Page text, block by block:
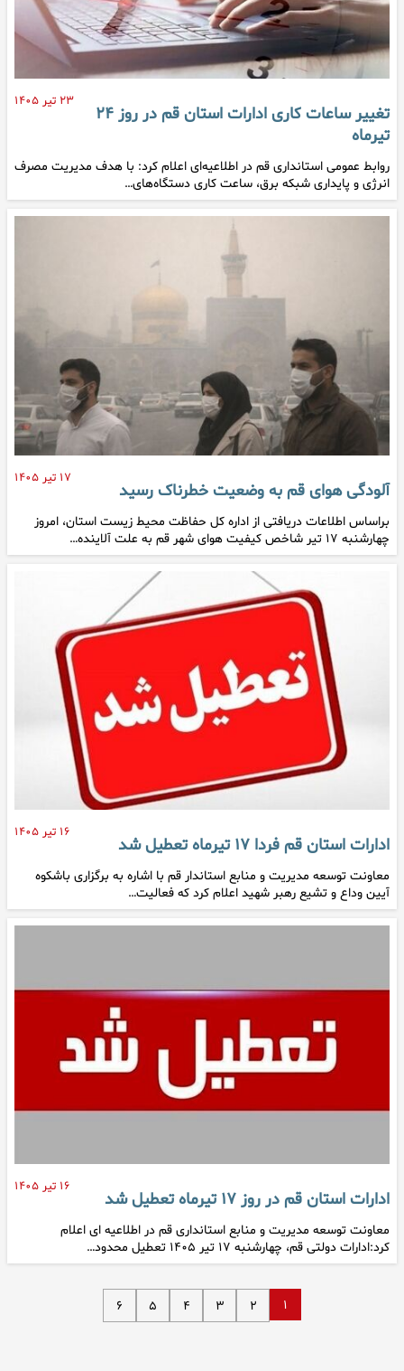
۲۳ تیر ۱۴۰۵
تغییر ساعات کاری ادارات استان قم در روز ۲۴
تیرماه
روابط عمومی استانداری قم در اطلاعیه‌ای اعلام کرد: با هدف مدیریت مصرف
انرژی و پایداری شبکه برق، ساعت کاری دستگاه‌های…
۱۷ تیر ۱۴۰۵
آلودگی هوای قم به وضعیت خطرناک رسید
براساس اطلاعات دریافتی از اداره کل حفاظت محیط زیست استان، امروز
چهارشنبه ۱۷ تیر شاخص کیفیت هوای شهر قم به علت آلاینده…
۱۶ تیر ۱۴۰۵
ادارات استان قم فردا ۱۷ تیرماه تعطیل شد
معاونت توسعه مدیریت و منابع استاندار قم با اشاره به برگزاری باشکوه
آیین وداع و تشیع رهبر شهید اعلام کرد که فعالیت…
۱۶ تیر ۱۴۰۵
ادارات استان قم در روز ۱۷ تیرماه تعطیل شد
معاونت توسعه مدیریت و منابع استانداری قم در اطلاعیه ای اعلام
کرد:ادارات دولتی قم، چهارشنبه ۱۷ تیر ۱۴۰۵ تعطیل محدود…
۱ ۲ ۳ ۴ ۵ ۶